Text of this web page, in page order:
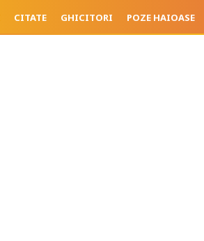
CITATE GHICITORI POZE HAIOASE